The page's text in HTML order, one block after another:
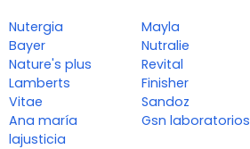
Nutergia
Bayer
Nature's plus
Lamberts
Vitae
Ana maría
lajusticia
Mayla
Nutralie
Revital
Finisher
Sandoz
Gsn laboratorios